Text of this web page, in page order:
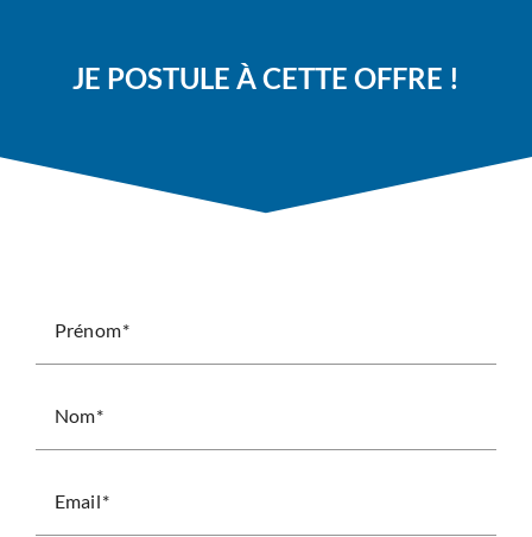
JE POSTULE À CETTE OFFRE !
Prénom
Nom
Email